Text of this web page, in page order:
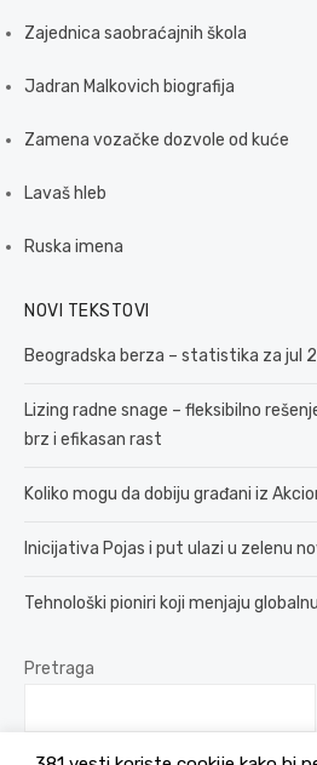
Zajednica saobraćajnih škola
Jadran Malkovich biografija
Zamena vozačke dozvole od kuće
Lavaš hleb
Ruska imena
NOVI TEKSTOVI
Beogradska berza – statistika za jul
Lizing radne snage – fleksibilno
brz i efikasan rast
Koliko mogu da dobiju građani iz
Inicijativa Pojas i put ulazi u zelenu
Tehnološki pioniri koji menjaju
Pretraga